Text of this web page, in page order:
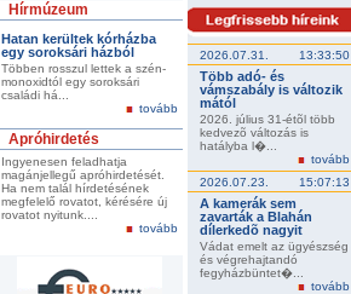
Hírmúzeum
Hatan kerültek kórházba
egy soroksári házból
Többen rosszul lettek a szén-
monoxidtól egy soroksári
családi há...
tovább
Apróhirdetés
Ingyenesen feladhatja
magánjellegű apróhirdetését.
Ha nem talál hírdetésének
megfelelő rovatot, kérésére új
rovatot nyitunk....
tovább
2026.07.31. 13:33:50
Több adó- és
vámszabály is változik
mától
2026. július 31-étõl több
kedvezõ változás is
hatályba l�...
tovább
2026.07.23.
15:07:13
A kamerák sem
zavarták a Blahán
dílerkedõ nagyit
Vádat emelt az ügyészség
és végrehajtandó
fegyházbüntet�...
tovább